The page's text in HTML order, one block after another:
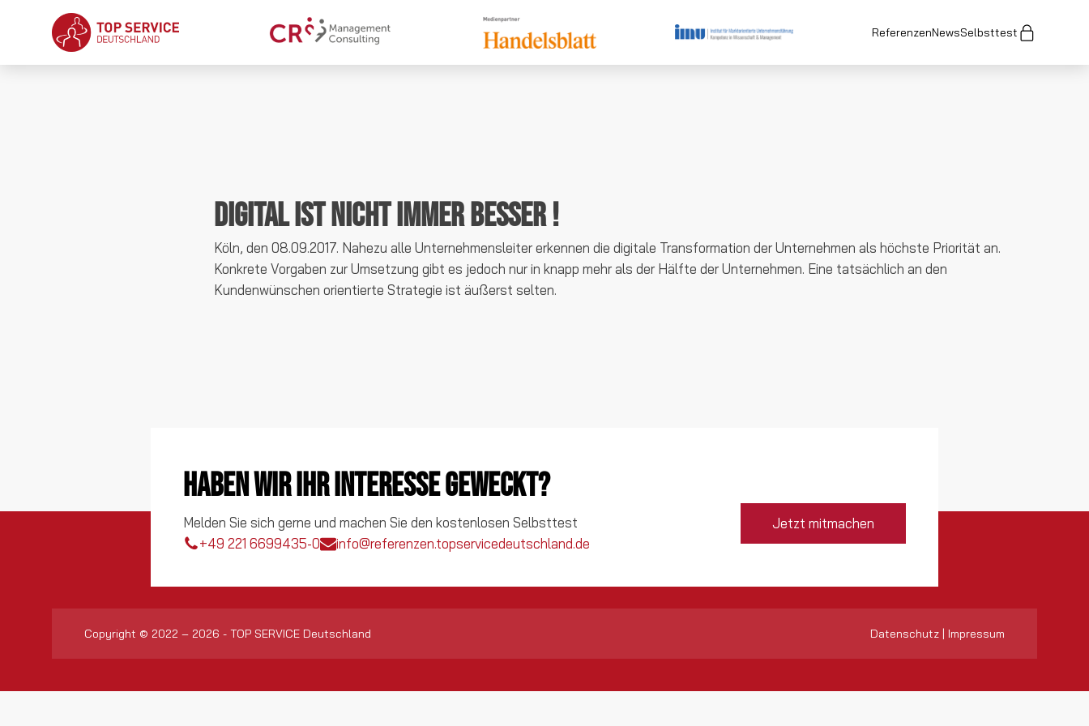
ReferenzenNewsSelbsttest
Digital ist nicht immer besser !
Köln, den 08.09.2017. Nahezu alle Unternehmensleiter erkennen die digitale Transformation der Unternehmen als höchste Priorität an.
Konkrete Vorgaben zur Umsetzung gibt es jedoch nur in knapp mehr als der Hälfte der Unternehmen. Eine tatsächlich an den
Kundenwünschen orientierte Strategie ist äußerst selten.
Haben wir Ihr Interesse geweckt?
Melden Sie sich gerne und machen Sie den kostenlosen Selbsttest
+49 221 6699435-0
info@referenzen.topservicedeutschland.de
Jetzt mitmachen
Copyright © 2022 – 2026 - TOP SERVICE Deutschland Datenschutz | Impressum